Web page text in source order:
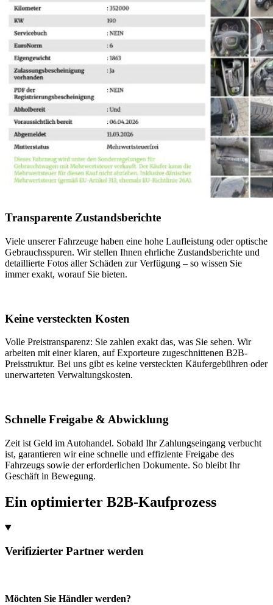
Transparente Zustandsberichte
Viele unserer Fahrzeuge haben eine hohe Laufleistung oder optische
Gebrauchsspuren. Wir stellen Ihnen ehrliche Zustandsberichte und
detaillierte Fotos aller Schäden zur Verfügung – so wissen Sie
immer exakt, worauf Sie bieten.
Keine versteckten Kosten
Volle Preistransparenz: Sie zahlen exakt das, was Sie sehen. Wir
arbeiten mit einer klaren, auf Exporteure zugeschnittenen B2B-
Preisstruktur. Bei uns gibt es keine versteckten Käufergebühren oder
unerwarteten Verwaltungskosten.
Schnelle Freigabe & Abwicklung
Zeit ist Geld im Autohandel. Sobald Ihr Zahlungseingang verbucht
ist, garantieren wir eine schnelle und effiziente Freigabe des
Fahrzeugs sowie der erforderlichen Dokumente. So bleibt Ihr
Geschäft in Bewegung.
Ein optimierter B2B-Kaufprozess
Verifizierter Partner werden
Möchten Sie Händler werden?